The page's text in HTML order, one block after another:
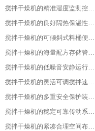
搅拌干燥机的精准湿度监测控制功能
搅拌干燥机的良好隔热保温性能特点
搅拌干燥机的可倾斜式料桶便利设计亮点
搅拌干燥机的海量配方存储管理能力
搅拌干燥机的低噪音安静运行表现特色
搅拌干燥机的灵活可调搅拌速度功能
搅拌干燥机的多重安全保护装置配置
搅拌干燥机的稳定可靠传动系统性能
搅拌干燥机的紧凑合理空间布局设计